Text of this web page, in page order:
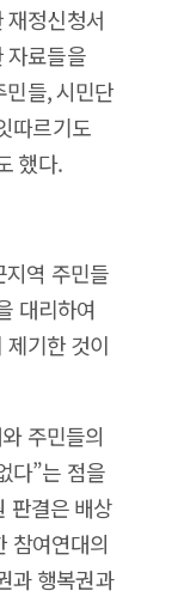
정신청서
자료들을
들, 시민단
따르기도
했다.
역 주민들
대리하여
기한 것이
주민들의
다”는 점을
판결은 배상
참여연대의
과 행복권과